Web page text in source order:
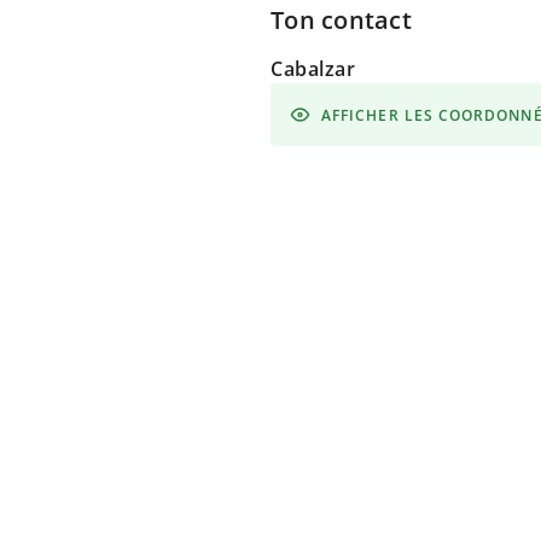
Ton contact
Cabalzar
AFFICHER LES